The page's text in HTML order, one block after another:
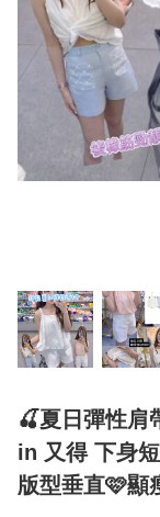
🍒夏日彈性肩
in 又得 下身
版型垂直🩷顯